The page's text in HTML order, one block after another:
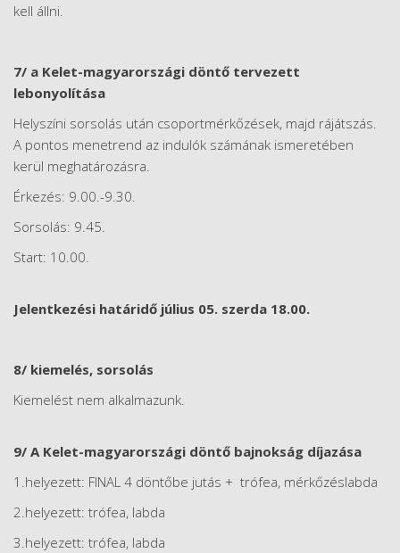
kell állni.
7/ a Kelet-magyarországi döntő tervezett
lebonyolítása
Helyszíni sorsolás után csoportmérkőzések, majd rájátszás.
A pontos menetrend az indulók számának ismeretében
kerül meghatározásra.
Érkezés: 9.00.-9.30.
Sorsolás: 9.45.
Start: 10.00.
Jelentkezési határidő július 05. szerda 18.00.
8/ kiemelés, sorsolás
Kiemelést nem alkalmazunk.
9/ A Kelet-magyarországi döntő bajnokság díjazása
1.helyezett: FINAL 4 döntőbe jutás + trófea, mérkőzéslabda
2.helyezett: trófea, labda
3.helyezett: trófea, labda